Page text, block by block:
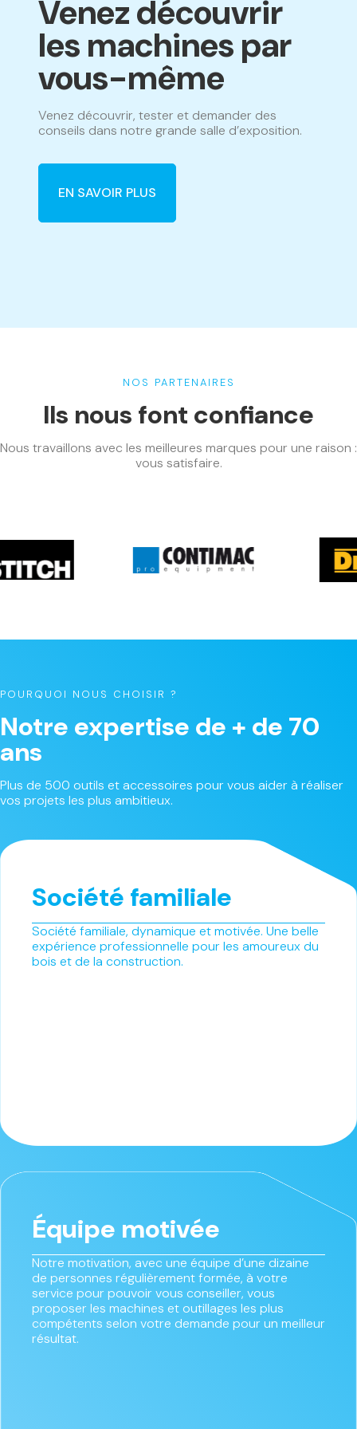
Venez découvrir
les machines par
vous-même
Venez découvrir, tester et demander des
conseils dans notre grande salle d’exposition.
EN SAVOIR PLUS
NOS PARTENAIRES
Ils nous font confiance
Nous travaillons avec les meilleures marques pour une raison :
vous satisfaire.
POURQUOI NOUS CHOISIR ?
Notre expertise de + de 70
ans
Plus de 500 outils et accessoires pour vous aider à réaliser
vos projets les plus ambitieux.
Société familiale
Société familiale, dynamique et motivée. Une belle
expérience professionnelle pour les amoureux du
bois et de la construction.
Équipe motivée
Notre motivation, avec une équipe d’une dizaine
de personnes régulièrement formée, à votre
service pour pouvoir vous conseiller, vous
proposer les machines et outillages les plus
compétents selon votre demande pour un meilleur
résultat.